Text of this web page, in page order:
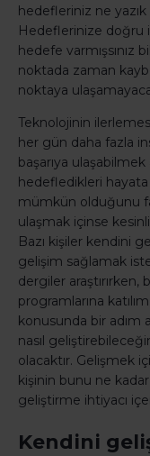
hedefleriniz ne
Hedeflerinize doğru
hedefe varmışsınız
noktada zaman
noktaya
Teknolojinin
her gün daha fazla
başarıya
hedefledikleri
mümkün olduğunu
ulaşmak içinse
Bazı kişiler kendini
gelişim sağlamak
dergiler araştırırken,
programlarına
konusunda bir adım
nasıl
olacaktır. Gelişmek
kişinin bunu ne
geliştirme ihtiyacı
Kendini